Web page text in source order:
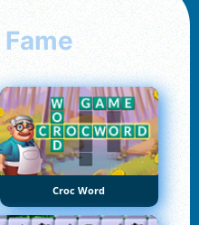
Fame
Croc Word